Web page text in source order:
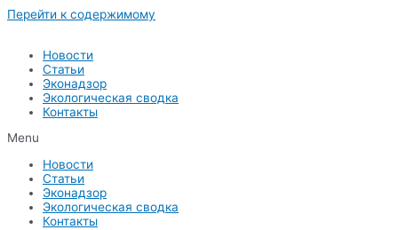
Перейти к содержимому
Новости
Статьи
Эконадзор
Экологическая сводка
Контакты
Menu
Новости
Статьи
Эконадзор
Экологическая сводка
Контакты